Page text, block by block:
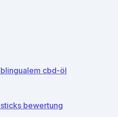
cbd-öl
bewertung